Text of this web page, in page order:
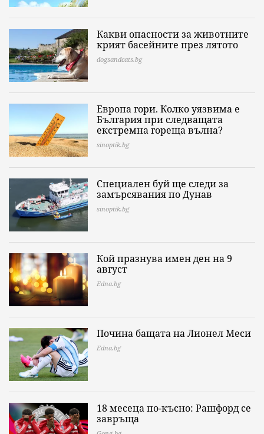
Какви опасности за животните
крият басейните през лятото
dogsandcats.bg
Европа гори. Колко уязвима е
България при следващата
екстремна гореща вълна?
sinoptik.bg
Специален буй ще следи за
замърсявания по Дунав
sinoptik.bg
Кой празнува имен ден на 9
август
Edna.bg
Почина бащата на Лионел Меси
Edna.bg
18 месеца по-късно: Рашфорд се
завръща